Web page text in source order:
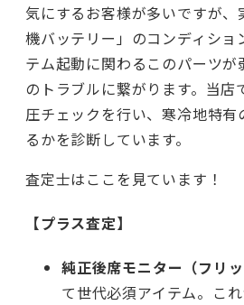
気にするお客様が多いですが
機バッテリー」のコンディショ
テム起動に関わるこのパーツが
のトラブルに繋がります。当店
圧チェックを行い、寒冷地特
るかを診断しています。
査定士はここを見ています！
【プラス査定】
純正後席モニター（フリ
て世代必須アイテム。こ